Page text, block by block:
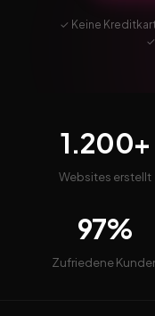
✓ Keine
1.200+
Websites erstellt
97%
Zufriedene